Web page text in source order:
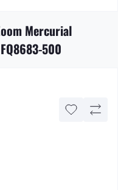
Mercurial
500